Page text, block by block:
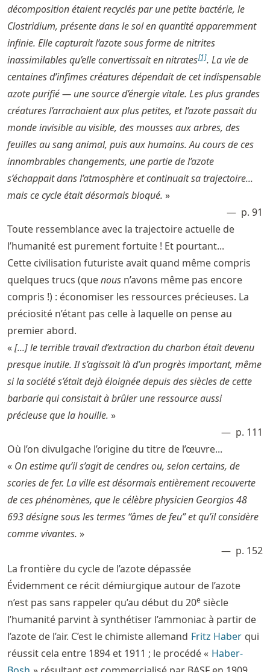
décomposition étaient recyclés par une petite bactérie, le
Clostridium, présente dans le sol en quantité apparemment
infinie. Elle capturait l’azote sous forme de nitrites
inassimilables qu’elle convertissait en nitrates[1]. La vie de
centaines d’infimes créatures dépendait de cet indispensable
azote purifié — une source d’énergie vitale. Les plus grandes
créatures l’arrachaient aux plus petites, et l’azote passait du
monde invisible au visible, des mousses aux arbres, des
feuilles au sang animal, puis aux humains. Au cours de ces
innombrables changements, une partie de l’azote
s’échappait dans l’atmosphère et continuait sa trajectoire...
mais ce cycle était désormais bloqué. »
p. 91
Toute ressemblance avec la trajectoire actuelle de
l’humanité est purement fortuite ! Et pourtant...
Cette civilisation futuriste avait quand même compris
quelques trucs (quenous n’avons même pas encore
compris !) : économiser les ressources précieuses. La
préciosité n’étant pas celle à laquelle on pense au
premier abord.
«[...] le terrible travail d’extraction du charbon était devenu
presque inutile. Il s’agissait là d’un progrès important, même
si la société s’était dejà éloignée depuis des siècles de cette
barbarie qui consistait à brûler une ressource aussi
précieuse que la houille. »
p. 111
Où l’on divulgache l’origine du titre de l’œuvre...
« On estime qu’il s’agit de cendres ou, selon certains, de
scories de fer. La ville est désormais entièrement recouverte
de ces phénomènes, que le célèbre physicien Georgios 48
693 désigne sous les termes “âmes de feu” et qu’il considère
comme vivantes. »
p. 152
La frontière du cycle de l’azote dépassée
Évidemment ce récit démiurgique autour de l’azote
n’est pas sans rappeler qu’au début du 20e siècle
l’humanité parvint à synthétiser l’ammoniac à partir de
l’azote de l’air. C’est le chimiste allemand Fritz Haber qui
réussit cela entre 1894 et 1911 ; le procédé « Haber-